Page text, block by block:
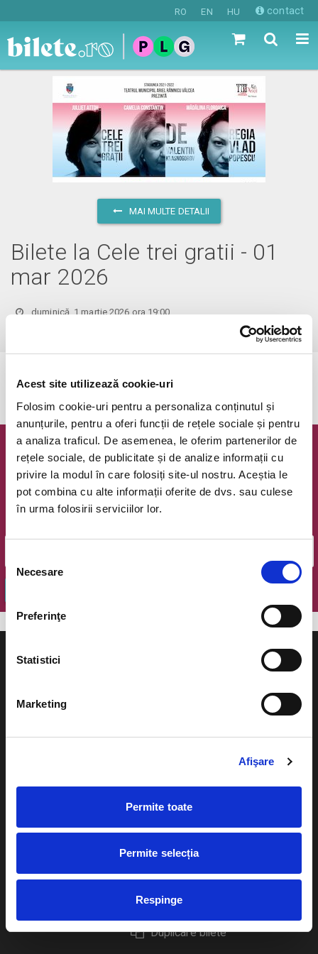
Acest site utilizează cookie-uri
Folosim cookie-uri pentru a personaliza conținutul și
anunțurile, pentru a oferi funcții de rețele sociale și pentru
a analiza traficul. De asemenea, le oferim partenerilor de
rețele sociale, de publicitate și de analize informații cu
privire la modul în care folosiți site-ul nostru. Aceștia le
pot combina cu alte informații oferite de dvs. sau culese
în urma folosirii serviciilor lor.
consimțământului
Necesare
Preferinţe
Statistici
Marketing
Afişare
Permite toate
Permite selecția
Respinge
RO EN HU contact
MAI MULTE DETALII
Bilete la Cele trei gratii - 01
mar 2026
duminică, 1 martie 2026 ora 19:00
vezi pe harta
Evenimentul a expirat.
Newsletter @ Bilete.ro
Oferte exclusive si o editie saptamanala cu cele mai noi
evenimente.
Cum comand bilete?
Plata online sau cash
eBilet printat acasa
Livrare prin curier
Returnare bilete
Duplicare bilete
Evenimente
festivaluri
Pentru copii